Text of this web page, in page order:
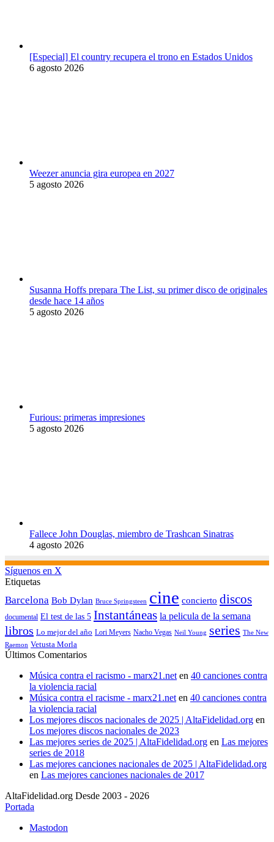
[Especial] El country recupera el trono en Estados Unidos
6 agosto 2026
Weezer anuncia gira europea en 2027
5 agosto 2026
Susanna Hoffs prepara The List, su primer disco de originales
desde hace 14 años
5 agosto 2026
Furious: primeras impresiones
5 agosto 2026
Fallece John Douglas, miembro de Trashcan Sinatras
4 agosto 2026
Síguenos en X
Etiquetas
Barcelona Bob Dylan Bruce Springsteen cine concierto discos
documental El test de las 5 Instantáneas la pelicula de la semana
libros Lo mejor del año Lori Meyers Nacho Vegas Neil Young series The New
Raemon Vetusta Morla
Últimos Comentarios
Música contra el racismo - marx21.net en 40 canciones contra
la violencia racial
Música contra el racisme - marx21.net en 40 canciones contra
la violencia racial
Los mejores discos nacionales de 2025 | AltaFidelidad.org en
Los mejores discos nacionales de 2023
Las mejores series de 2025 | AltaFidelidad.org en Las mejores
series de 2018
Las mejores canciones nacionales de 2025 | AltaFidelidad.org
en Las mejores canciones nacionales de 2017
AltaFidelidad.org Desde 2003 - 2026
Portada
Mastodon